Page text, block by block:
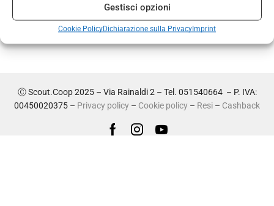
Gestisci opzioni
Cookie PolicyDichiarazione sulla PrivacyImprint
Ⓒ Scout.Coop 2025 – Via Rainaldi 2 – Tel. 051540664 – P. IVA:
00450020375 – Privacy policy – Cookie policy – Resi – Cashback